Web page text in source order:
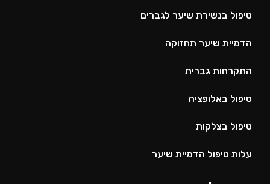
טיפול בנשירת שיער לגברים
הדמיית שיער תחזוקה
התקרחות גברית
טיפול באלופציה
טיפול בצלקות
עלות טיפול הדמיית שיער